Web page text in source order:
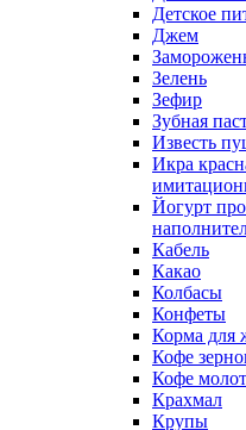
Детское
Джем
Зелень
Зефир
Зубная
Известь
Икра
Йогурт
Кабель
Какао
Колбасы
Конфеты
Корма для
Кофе
Кофе
Крахмал
Крупы